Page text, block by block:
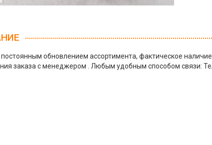
постоянным обновлением ассортимента, фактическое
заказа с менеджером . Любым удобным способом связи: